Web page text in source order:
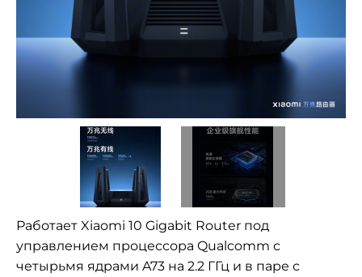
Работает Xiaomi 10 Gigabit Router под
управлением процессора Qualcomm с
четырьмя ядрами A73 на 2.2 ГГц и в паре с